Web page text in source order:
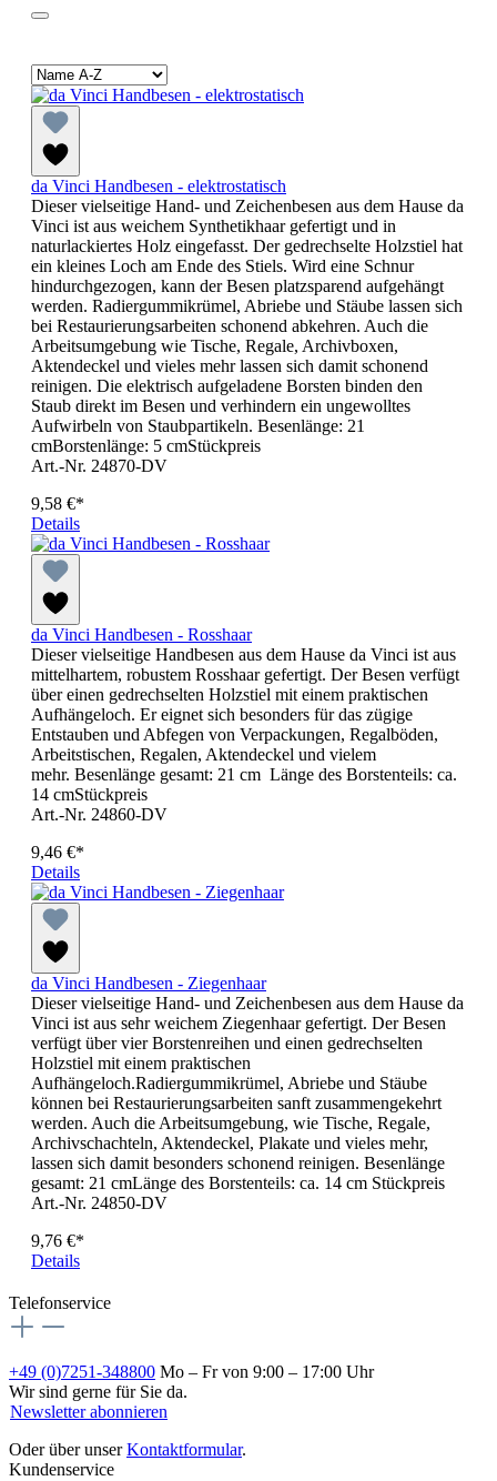
da Vinci Handbesen - elektrostatisch
Dieser vielseitige Hand- und Zeichenbesen aus dem Hause da
Vinci ist aus weichem Synthetikhaar gefertigt und in
naturlackiertes Holz eingefasst. Der gedrechselte Holzstiel hat
ein kleines Loch am Ende des Stiels. Wird eine Schnur
hindurchgezogen, kann der Besen platzsparend aufgehängt
werden. Radiergummikrümel, Abriebe und Stäube lassen sich
bei Restaurierungsarbeiten schonend abkehren. Auch die
Arbeitsumgebung wie Tische, Regale, Archivboxen,
Aktendeckel und vieles mehr lassen sich damit schonend
reinigen. Die elektrisch aufgeladene Borsten binden den
Staub direkt im Besen und verhindern ein ungewolltes
Aufwirbeln von Staubpartikeln. Besenlänge: 21
cmBorstenlänge: 5 cmStückpreis
Art.-Nr. 24870-DV
9,58 €*
Details
da Vinci Handbesen - Rosshaar
Dieser vielseitige Handbesen aus dem Hause da Vinci ist aus
mittelhartem, robustem Rosshaar gefertigt. Der Besen verfügt
über einen gedrechselten Holzstiel mit einem praktischen
Aufhängeloch. Er eignet sich besonders für das zügige
Entstauben und Abfegen von Verpackungen, Regalböden,
Arbeitstischen, Regalen, Aktendeckel und vielem
mehr. Besenlänge gesamt: 21 cm Länge des Borstenteils: ca.
14 cmStückpreis
Art.-Nr. 24860-DV
9,46 €*
Details
da Vinci Handbesen - Ziegenhaar
Dieser vielseitige Hand- und Zeichenbesen aus dem Hause da
Vinci ist aus sehr weichem Ziegenhaar gefertigt. Der Besen
verfügt über vier Borstenreihen und einen gedrechselten
Holzstiel mit einem praktischen
Aufhängeloch.Radiergummikrümel, Abriebe und Stäube
können bei Restaurierungsarbeiten sanft zusammengekehrt
werden. Auch die Arbeitsumgebung, wie Tische, Regale,
Archivschachteln, Aktendeckel, Plakate und vieles mehr,
lassen sich damit besonders schonend reinigen. Besenlänge
gesamt: 21 cmLänge des Borstenteils: ca. 14 cm Stückpreis
Art.-Nr. 24850-DV
9,76 €*
Details
Telefonservice
+49 (0)7251-348800 Mo – Fr von 9:00 – 17:00 Uhr
Wir sind gerne für Sie da.
Newsletter abonnieren
Oder über unserKontaktformular.
Kundenservice